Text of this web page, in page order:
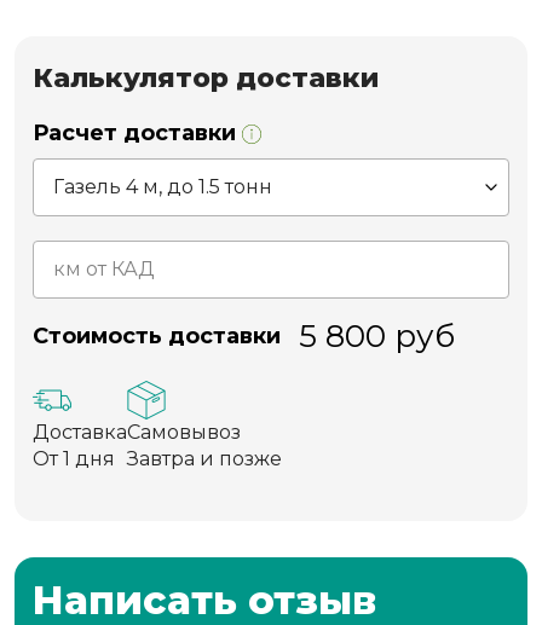
Калькулятор доставки
Расчет доставки
Стоимость доставки 5 800 руб
Доставка
От 1 дня
Самовывоз
Завтра и позже
Написать отзыв